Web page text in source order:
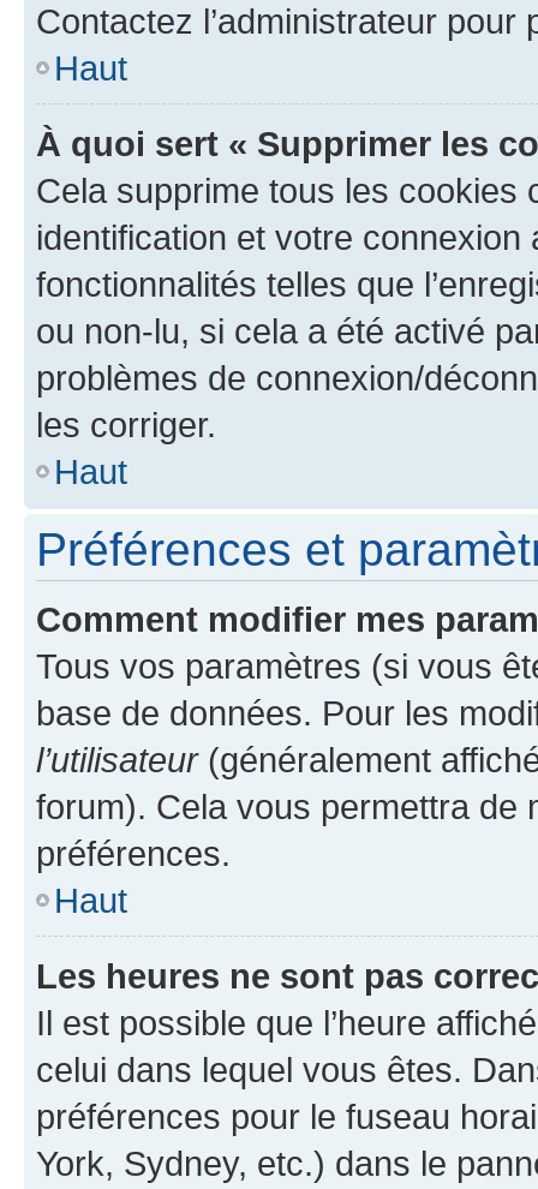
Contactez l’administrateur
Haut
À quoi sert « Supprimer les
Cela supprime tous les cookies
identification et votre
fonctionnalités telles que
ou non-lu, si cela a été activé
problèmes de connexion/
les corriger.
Haut
Préférences et
Comment modifier mes
Tous vos paramètres (si vous
base de données. Pour les
l’utilisateur(généralement
forum). Cela vous permettra de
préférences.
Haut
Les heures ne sont pas
Il est possible que l’heure
celui dans lequel vous êtes.
préférences pour le fuseau
York, Sydney, etc.) dans le